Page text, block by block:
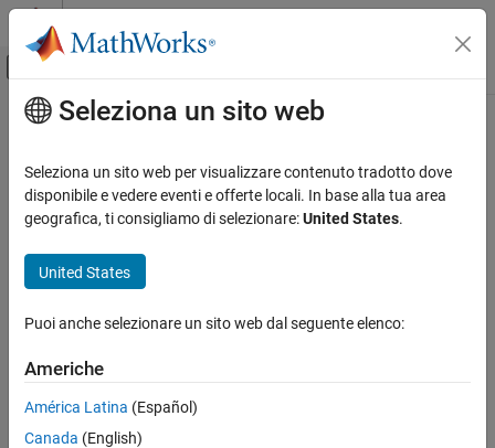
Vai al contenuto
Attiva/disattiva menu di navigazione
Pagina iniziale della documentazione
Contenuto principale
How useful was this information?
Seleziona un sito web
Seleziona un sito web per visualizzare contenuto tradotto dove
disponibile e vedere eventi e offerte locali. In base alla tua area
geografica, ti consigliamo di selezionare:United States.
United States
Puoi anche selezionare un sito web dal seguente elenco:
Americhe
América Latina (Español)
Canada (English)